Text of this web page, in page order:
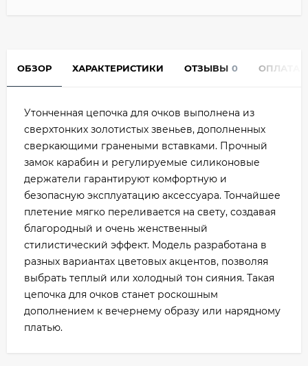
ОБЗОР ХАРАКТЕРИСТИКИ ОТЗЫВЫ 0 ОПЛАТА
Утонченная цепочка для очков выполнена из
сверхтонких золотистых звеньев, дополненных
сверкающими гранеными вставками. Прочный
замок карабин и регулируемые силиконовые
держатели гарантируют комфортную и
безопасную эксплуатацию аксессуара. Тончайшее
плетение мягко переливается на свету, создавая
благородный и очень женственный
стилистический эффект. Модель разработана в
разных вариантах цветовых акцентов, позволяя
выбрать теплый или холодный тон сияния. Такая
цепочка для очков станет роскошным
дополнением к вечернему образу или нарядному
платью.